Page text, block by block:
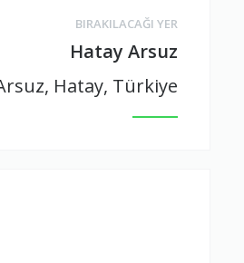
BIRAKILACAĞI YER
Hatay Arsuz
Hatay, Türkiye